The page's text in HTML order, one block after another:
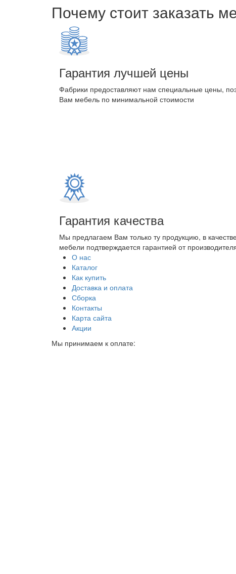
Почему стоит заказать
Гарантия лучшей цены
Фабрики предоставляют нам специальные цены,
Вам мебель по минимальной стоимости
Гарантия качества
Мы предлагаем Вам только ту продукцию, в
мебели подтверждается гарантией от
О нас
Каталог
Как купить
Доставка и оплата
Сборка
Контакты
Карта сайта
Акции
Мы принимаем к оплате: